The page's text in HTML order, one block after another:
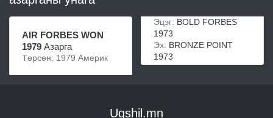
AIR FORBES WON
1979 Азарга
Төрсөн: 1979 Америк
Эцэг: BOLD FORBES
1973
Эх: BRONZE POINT
1973
Ugshil.mn